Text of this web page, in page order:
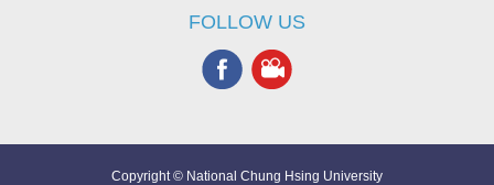
FOLLOW US
Copyright © National Chung Hsing University